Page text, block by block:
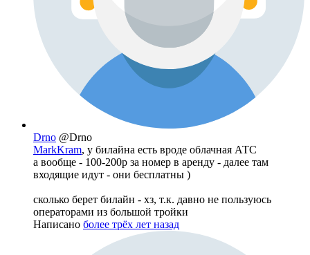
Drno @Drno
MarkKram, у билайна есть вроде облачная АТС
а вообще - 100-200р за номер в аренду - далее там
входящие идут - они бесплатны )
сколько берет билайн - хз, т.к. давно не пользуюсь
операторами из большой тройки
Написано более трёх лет назад